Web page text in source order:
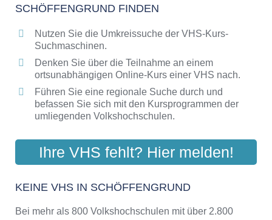
SCHÖFFENGRUND FINDEN
Nutzen Sie die Umkreissuche der VHS-Kurs-
Suchmaschinen.
Denken Sie über die Teilnahme an einem
ortsunabhängigen Online-Kurs einer VHS nach.
Führen Sie eine regionale Suche durch und
befassen Sie sich mit den Kursprogrammen der
umliegenden Volkshochschulen.
Ihre VHS fehlt? Hier melden!
KEINE VHS IN SCHÖFFENGRUND
Bei mehr als 800 Volkshochschulen mit über 2.800